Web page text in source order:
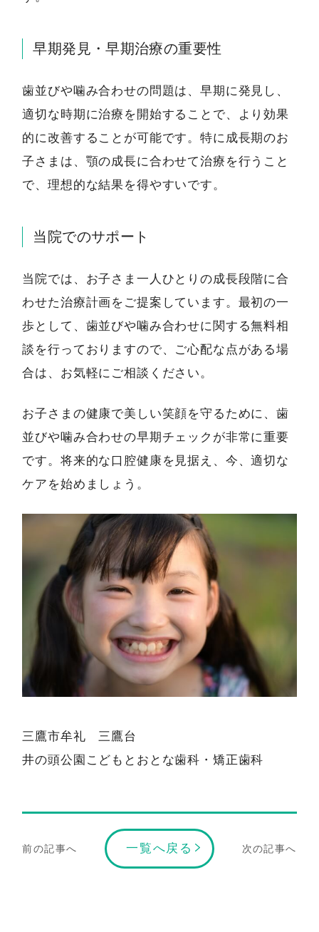
早期発見・早期治療の重要性
歯並びや噛み合わせの問題は、早期に発見し、
適切な時期に治療を開始することで、より効果
的に改善することが可能です。特に成長期のお
子さまは、顎の成長に合わせて治療を行うこと
で、理想的な結果を得やすいです。
当院でのサポート
当院では、お子さま一人ひとりの成長段階に合
わせた治療計画をご提案しています。最初の一
歩として、歯並びや噛み合わせに関する無料相
談を行っておりますので、ご心配な点がある場
合は、お気軽にご相談ください。
お子さまの健康で美しい笑顔を守るために、歯
並びや噛み合わせの早期チェックが非常に重要
です。将来的な口腔健康を見据え、今、適切な
ケアを始めましょう。
三鷹市牟礼 三鷹台
井の頭公園こどもとおとな歯科・矯正歯科
前の記事へ 一覧へ戻る 次の記事へ